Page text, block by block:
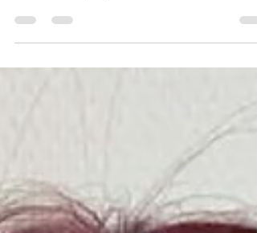
haar voor de spiegel. Alleen de borstel...